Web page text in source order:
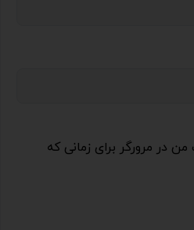
در مرورگر برای زمانی که